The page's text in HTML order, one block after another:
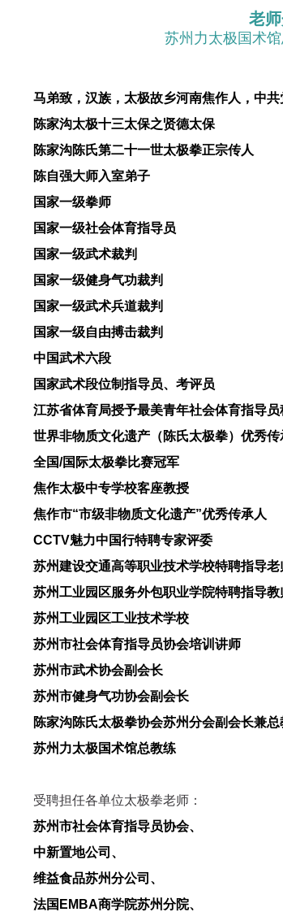
老
苏州力太极国术
马弟致，汉族，太极故乡河南焦作人，中共
陈家沟太极十三太保之贤德太保
陈家沟陈氏第二十一世太极拳正宗传人
陈自强大师入室弟子
国家一级拳师
国家一级社会体育指导员
国家一级武术裁判
国家一级健身气功裁判
国家一级武术兵道裁判
国家一级自由搏击裁判
中国武术六段
国家武术段位制指导员、考评员
江苏省体育局授予最美青年社会体育指导员
世界非物质文化遗产（陈氏太极拳）优秀传
全国/国际太极拳比赛冠军
焦作太极中专学校客座教授
焦作市“市级非物质文化遗产”优秀传承人
CCTV魅力中国行特聘专家评委
苏州建设交通高等职业技术学校特聘指导老
苏州工业园区服务外包职业学院特聘指导教
苏州工业园区工业技术学校
苏州市社会体育指导员协会培训讲师
苏州市武术协会副会长
苏州市健身气功协会副会长
陈家沟陈氏太极拳协会苏州分会副会长兼总
苏州力太极国术馆总教练
受聘担任各单位太极拳老师：
苏州市社会体育指导员协会、
中新置地公司、
维益食品苏州分公司、
法国EMBA商学院苏州分院、